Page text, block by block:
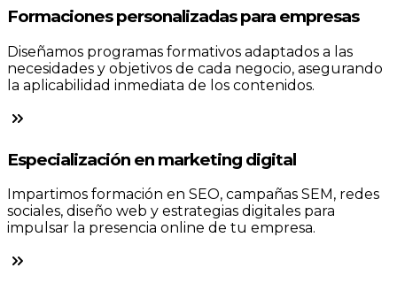
Formaciones personalizadas para empresas
Diseñamos programas formativos adaptados a las
necesidades y objetivos de cada negocio, asegurando
la aplicabilidad inmediata de los contenidos.
Especialización en marketing digital
Impartimos formación en SEO, campañas SEM, redes
sociales, diseño web y estrategias digitales para
impulsar la presencia online de tu empresa.